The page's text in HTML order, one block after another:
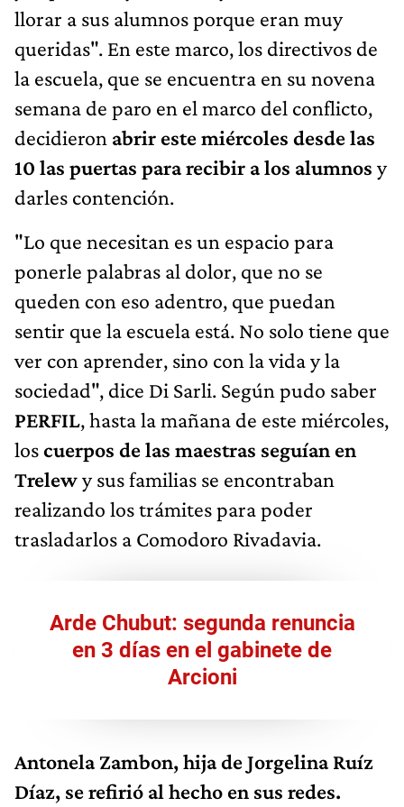
llorar a sus alumnos porque eran muy
queridas". En este marco, los directivos de
la escuela, que se encuentra en su novena
semana de paro en el marco del conflicto,
decidieron abrir este miércoles desde las
10 las puertas para recibir a los alumnos y
darles contención.
"Lo que necesitan es un espacio para
ponerle palabras al dolor, que no se
queden con eso adentro, que puedan
sentir que la escuela está. No solo tiene que
ver con aprender, sino con la vida y la
sociedad", dice Di Sarli. Según pudo saber
PERFIL, hasta la mañana de este miércoles,
loscuerpos de las maestras seguían en
Trelewy sus familias se encontraban
realizando los trámites para poder
trasladarlos a Comodoro Rivadavia.
Arde Chubut: segunda renuncia
en 3 días en el gabinete de
Arcioni
Antonela Zambon, hija de Jorgelina Ruíz
Díaz, se refirió al hecho en sus redes.